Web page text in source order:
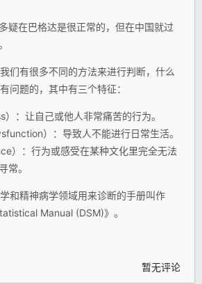
疑在巴格达是很正常的，但在中国就过
们有很多不同的方法来进行判断，什么
问题的，其中有三个特征：
：让自己或他人非常痛苦的行为。
）：导致人不能进行日常生活。
）：行为或感受在某种文化里完全无法
常。
和精神病学领域用来诊断的手册叫作
Manual (DSM)》。
暂无评论